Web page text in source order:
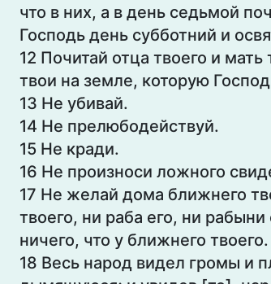
что в них, а в день седьмой
Господь день субботний и
12 Почитай отца твоего и
твои на земле, которую
13 Не убивай.
14 Не прелюбодействуй.
15 Не кради.
16 Не произноси ложного
17 Не желай дома ближнего
твоего, ни раба его, ни рабыни
ничего, что у ближнего твоего.
18 Весь народ видел громы и